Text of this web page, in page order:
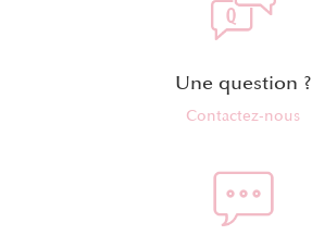
Une question ?
Contactez-nous